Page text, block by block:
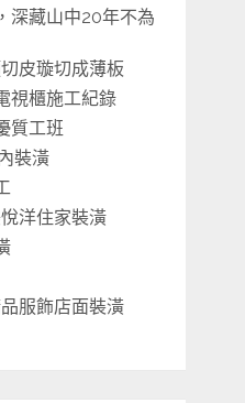
深藏山中20年不為
皮璇切成薄板
視櫃施工紀錄
質工班
裝潢
洋住家裝潢
服飾店面裝潢